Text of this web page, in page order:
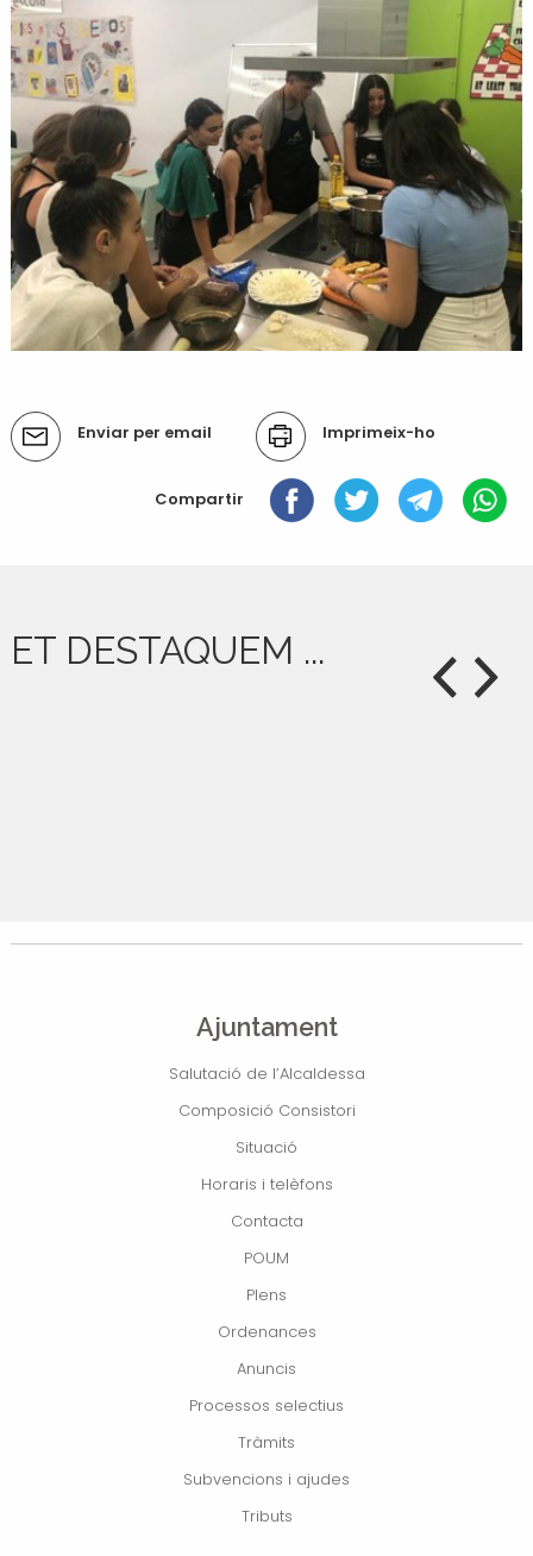
Accions
del
Enviar per email Imprimeix-ho
Compartir
ET DESTAQUEM ...
Ajuntament
Salutació de l’Alcaldessa
Composició Consistori
Situació
Horaris i telèfons
Contacta
POUM
Plens
Ordenances
Anuncis
Processos selectius
Tràmits
Subvencions i ajudes
Tributs